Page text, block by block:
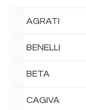
AGRATI
BENELLI
BETA
CAGIVA